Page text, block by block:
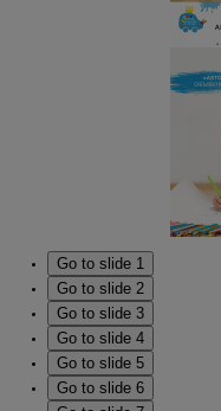
Go to slide 1
Go to slide 2
Go to slide 3
Go to slide 4
Go to slide 5
Go to slide 6